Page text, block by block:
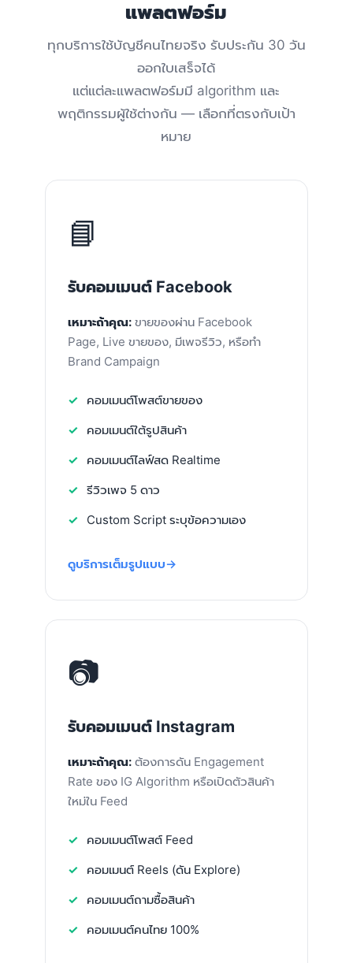
แพลตฟอร์ม
ทุกบริการใช้บัญชีคนไทยจริง รับประกัน 30 วัน
ออกใบเสร็จได้
แต่แต่ละแพลตฟอร์มมี algorithm และ
พฤติกรรมผู้ใช้ต่างกัน — เลือกที่ตรงกับเป้า
หมาย
📘
รับคอมเมนต์ Facebook
เหมาะถ้าคุณ:ขายของผ่าน Facebook
Page, Live ขายของ, มีเพจรีวิว, หรือทำ
Brand Campaign
คอมเมนต์โพสต์ขายของ
คอมเมนต์ใต้รูปสินค้า
คอมเมนต์ไลฟ์สด Realtime
รีวิวเพจ 5 ดาว
Custom Script ระบุข้อความเอง
ดูบริการเต็มรูปแบบ
📷
รับคอมเมนต์ Instagram
เหมาะถ้าคุณ:ต้องการดัน Engagement
Rate ของ IG Algorithm หรือเปิดตัวสินค้า
ใหม่ใน Feed
คอมเมนต์โพสต์ Feed
คอมเมนต์ Reels (ดัน Explore)
คอมเมนต์ถามซื้อสินค้า
คอมเมนต์คนไทย 100%